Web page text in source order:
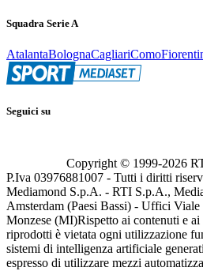
Squadra Serie A
AtalantaBolognaCagliariComo
Seguici su
Copyright © 1999-2026
P.Iva 03976881007 - Tutti i diritti
Mediamond S.p.A. - RTI S.p.A.,
Amsterdam (Paesi Bassi) - Uffici
Monzese (MI)Rispetto ai contenuti e
riprodotti è vietata ogni utilizzazione
sistemi di intelligenza artificiale
espresso di utilizzare mezzi